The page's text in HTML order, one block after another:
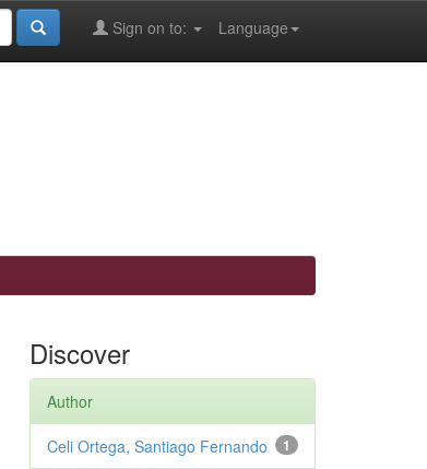
Language
Sign on to:
Discover
Author
1
Celi Ortega, Santiago Fernando